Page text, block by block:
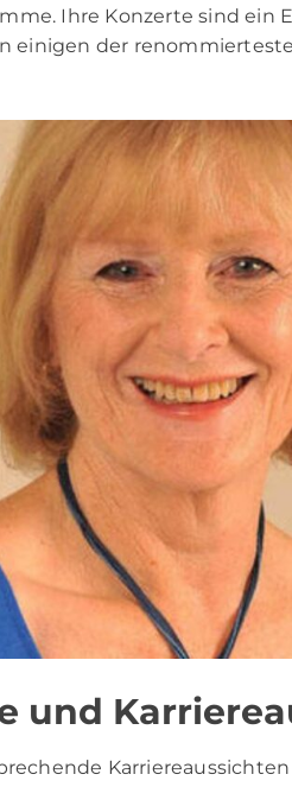
Ihre Konzerte sind ein
einigen der
und